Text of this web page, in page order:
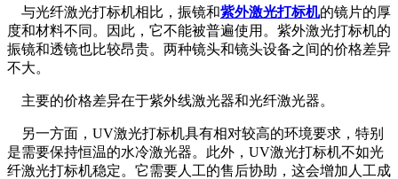
与光纤激光打标机相比，振镜和紫外激光打标机的镜片的厚
度和材料不同。因此，它不能被普遍使用。紫外激光打标机的
振镜和透镜也比较昂贵。两种镜头和镜头设备之间的价格差异
不大。
主要的价格差异在于紫外线激光器和光纤激光器。
另一方面，UV激光打标机具有相对较高的环境要求，特别
是需要保持恒温的水冷激光器。此外，UV激光打标机不如光
纤激光打标机稳定。它需要人工的售后协助，这会增加人工成